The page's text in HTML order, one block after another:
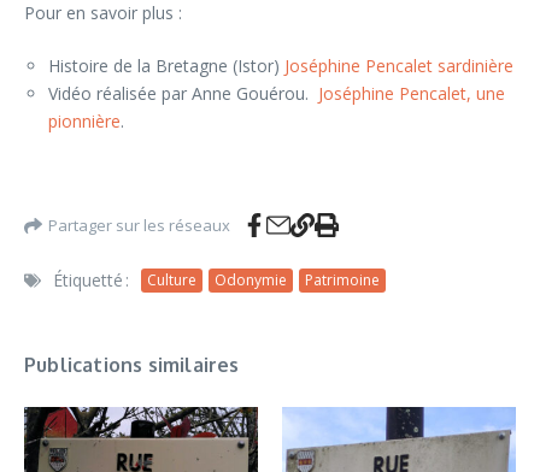
Pour en savoir plus :
Histoire de la Bretagne (Istor) Joséphine Pencalet sardinière
Vidéo réalisée par Anne Gouérou. Joséphine Pencalet, une
pionnière.
Partager sur les réseaux
Étiquetté : Culture Odonymie Patrimoine
Publications similaires